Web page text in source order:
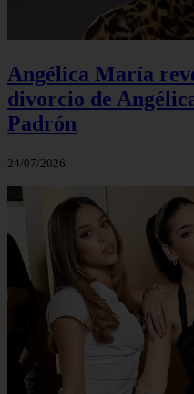
Angélica María
divorcio de
Padrón
24/07/2026